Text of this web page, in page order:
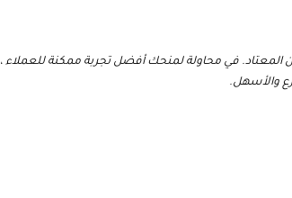
من المعتاد. في محاولة لمنحك أفضل تجربة ممكنة للعملاء ،
والأسهل.